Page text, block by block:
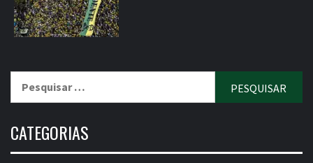
CATEGORIAS